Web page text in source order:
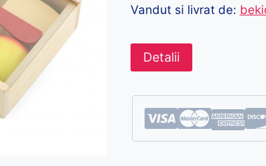
Vandut si livrat de:
Detalii